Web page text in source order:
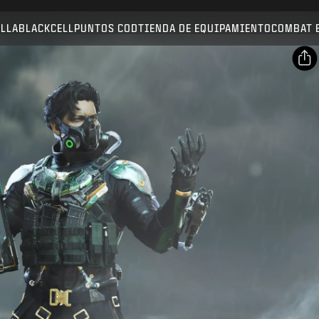
BLACKCELL PUNTOS CODTIENDA DE EQUIPAMIENTO COMBAT
ENVIAR
Activision puede actualizar, sustituir o eliminar este
contenido del juego en cualquier momento.